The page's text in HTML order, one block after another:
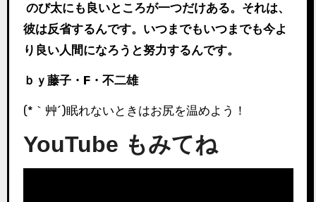
のび太にも良いところが一つだけある。それは、
彼は反省するんです。いつまでもいつまでも今よ
り良い人間になろうと努力するんです。
ｂｙ藤子・F・不二雄
(*｀艸´)眠れないときはお尻を温めよう！
YouTube もみてね